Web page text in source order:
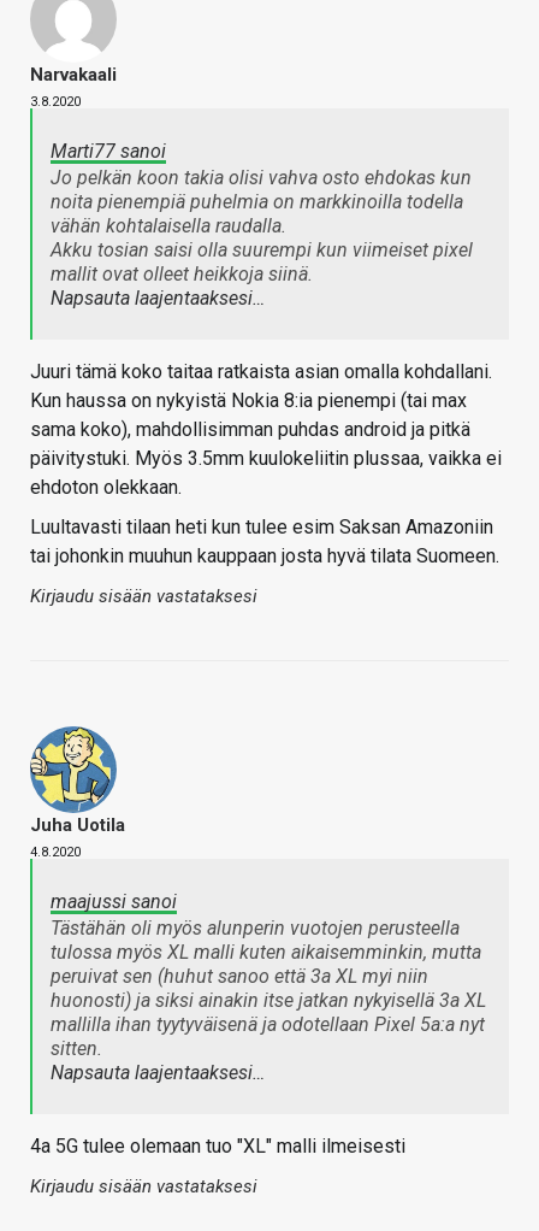
Narvakaali
3.8.2020
Marti77 sanoi
Jo pelkän koon takia olisi vahva osto ehdokas kun
noita pienempiä puhelmia on markkinoilla todella
vähän kohtalaisella raudalla.
Akku tosian saisi olla suurempi kun viimeiset pixel
mallit ovat olleet heikkoja siinä.
Napsauta laajentaaksesi…
Juuri tämä koko taitaa ratkaista asian omalla kohdallani.
Kun haussa on nykyistä Nokia 8:ia pienempi (tai max
sama koko), mahdollisimman puhdas android ja pitkä
päivitystuki. Myös 3.5mm kuulokeliitin plussaa, vaikka ei
ehdoton olekkaan.
Luultavasti tilaan heti kun tulee esim Saksan Amazoniin
tai johonkin muuhun kauppaan josta hyvä tilata Suomeen.
Kirjaudu sisään vastataksesi
Juha Uotila
4.8.2020
maajussi sanoi
Tästähän oli myös alunperin vuotojen perusteella
tulossa myös XL malli kuten aikaisemminkin, mutta
peruivat sen (huhut sanoo että 3a XL myi niin
huonosti) ja siksi ainakin itse jatkan nykyisellä 3a XL
mallilla ihan tyytyväisenä ja odotellaan Pixel 5a:a nyt
sitten.
Napsauta laajentaaksesi…
4a 5G tulee olemaan tuo "XL" malli ilmeisesti
Kirjaudu sisään vastataksesi